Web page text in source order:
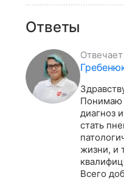
Ответы
Отвечает
Понимаю
диагноз
стать
жизни, и
Всего